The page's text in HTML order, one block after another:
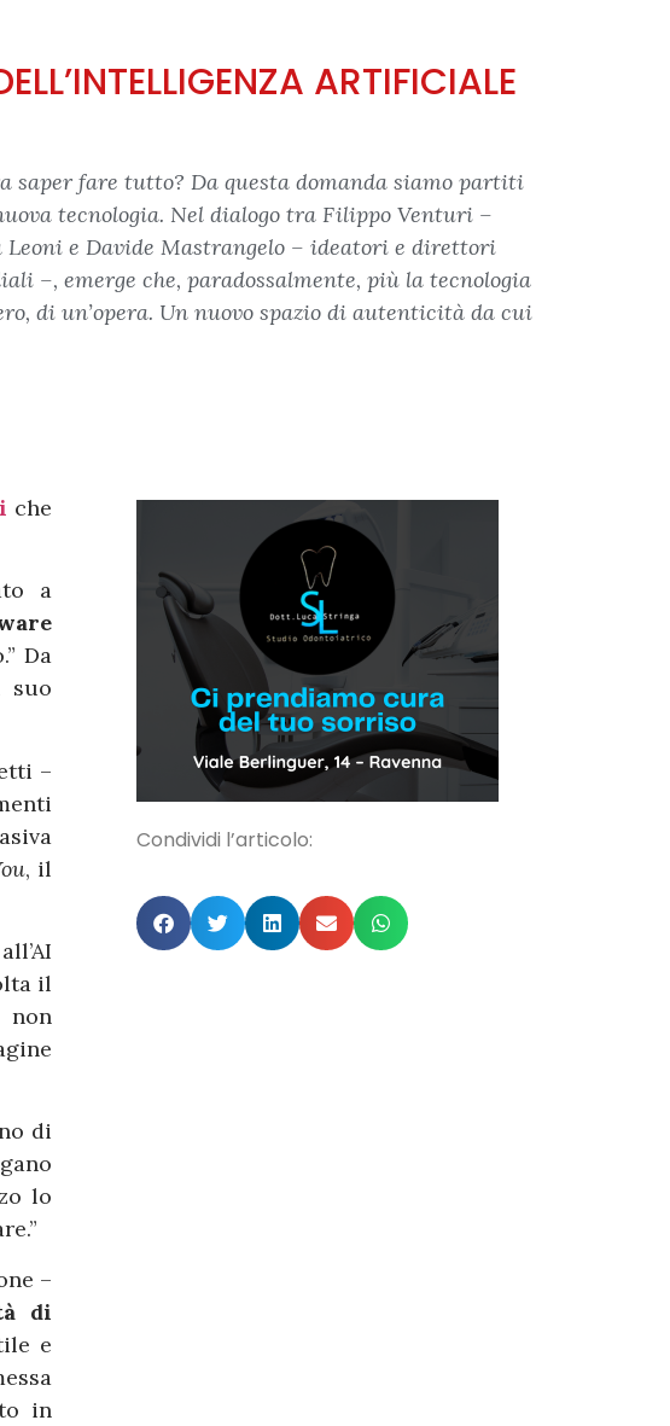
ARTIFICIALE
saper fare tutto? Da questa domanda siamo partiti
tecnologia. Nel dialogo tra Filippo Venturi –
e Davide Mastrangelo – ideatori e direttori
–, emerge che, paradossalmente, più la tecnologia
di un’opera. Un nuovo spazio di autenticità da cui
che
a
Da
suo
–
, il
il
non
di
lo
–
di
e
in
Condividi l’articolo: